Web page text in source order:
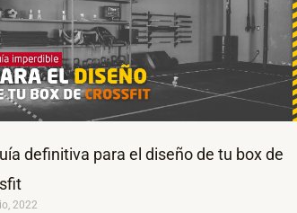
definitiva para el diseño de tu box de
2022